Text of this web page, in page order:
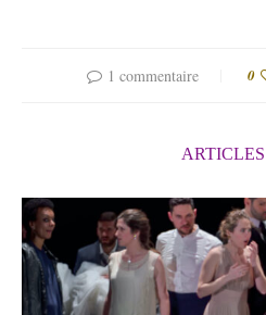
1 commentaire 0